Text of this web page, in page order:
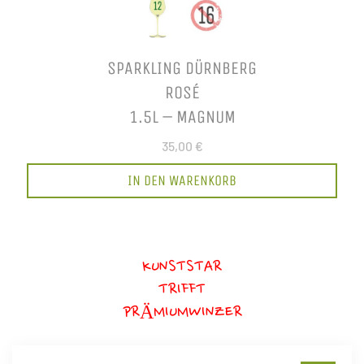
SPARKLING DÜRNBERG
ROSÉ
1.5L – MAGNUM
35,00 €
IN DEN WARENKORB
KUNSTSTAR
TRIFFT
PRÄMIUMWINZER